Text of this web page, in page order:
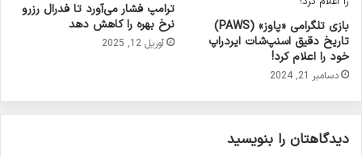
بازی تلگرامی «پاوز» (PAWS)
تاریخ دقیق اسنپ‌شات ایردراپ
خود را اعلام کرد!
دسامبر 21, 2024
ترامپ فشار می‌آورد تا فدرال رزرو
نرخ بهره را کاهش دهد
آوریل 12, 2025
دیدگاهتان را بنویسید